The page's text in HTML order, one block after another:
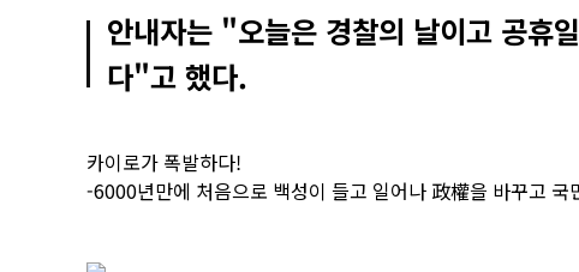
안내자는 "오늘은 경찰의 날이고 공휴
다"고 했다.
카이로가 폭발하다!
-6000년만에 처음으로 백성이 들고 일어나 政權을 바꾸고 국